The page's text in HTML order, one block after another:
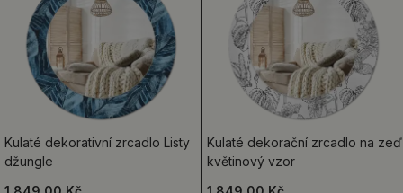
Kulaté dekorativní zrcadlo Listy
džungle
Kulaté dekorační zrcadlo na zeď
květinový vzor